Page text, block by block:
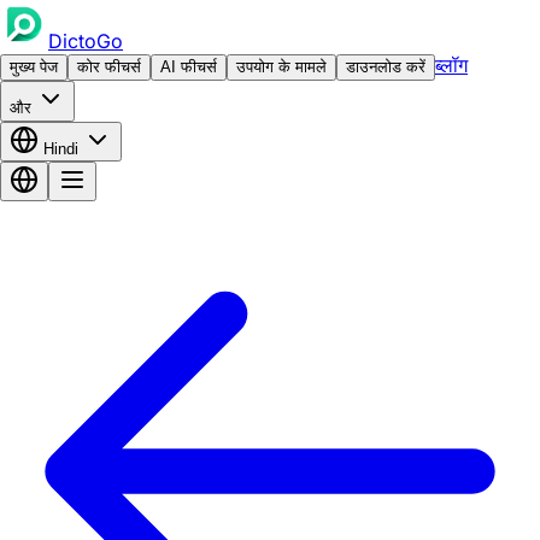
DictoGo
मुख्य पेज कोर फीचर्स AI फीचर्स उपयोग के मामले डाउनलोड करें ब्लॉग
और
Hindi